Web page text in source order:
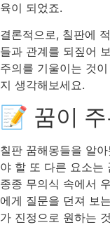
육이 되었죠.
결론적으로, 칠판에
들과 관계를 되짚어
주의를 기울이는 것
지 생각해보세요.
📝 꿈이
칠판 꿈해몽들을 알
야 할 또 다른 요소는
종종 무의식 속에서
에게 질문을 던져 보
가 진정으로 원하는